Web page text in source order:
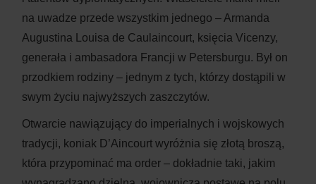
na uwadze przede wszystkim jednego – Armanda
Augustina Louisa de Caulaincourt, księcia Vicenzy,
generała i ambasadora Francji w Petersburgu. Był on
przodkiem rodziny – jednym z tych, którzy dostąpili w
swym życiu najwyższych zaszczytów.
Otwarcie nawiązujący do imperialnych i wojskowych
tradycji, koniak D’Aincourt wyróżnia się złotą broszą,
która przypominać ma order – dokładnie taki, jakim